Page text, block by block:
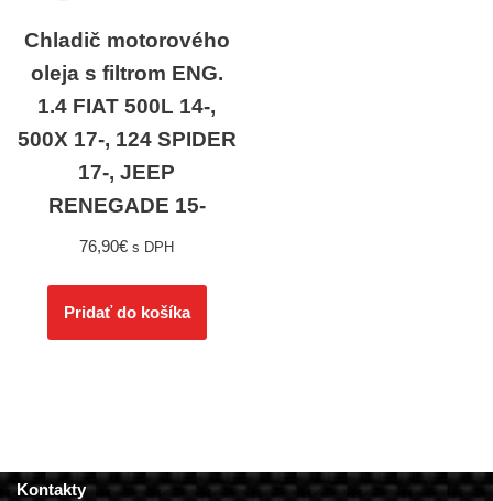
Chladič motorového
oleja s filtrom ENG.
1.4 FIAT 500L 14-,
500X 17-, 124 SPIDER
17-, JEEP
RENEGADE 15-
76,90€ s DPH
Pridať do košíka
Kontakty